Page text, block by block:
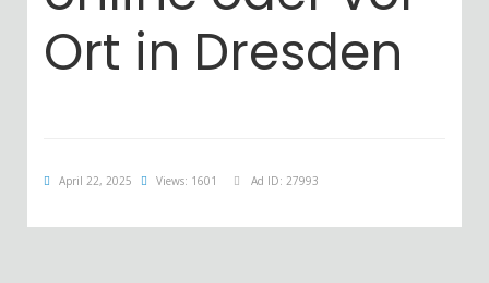
Ort in Dresden
April 22, 2025 Views: 1601 Ad ID: 27993